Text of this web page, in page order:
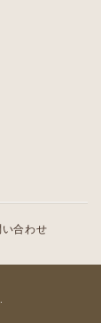
い合わせ